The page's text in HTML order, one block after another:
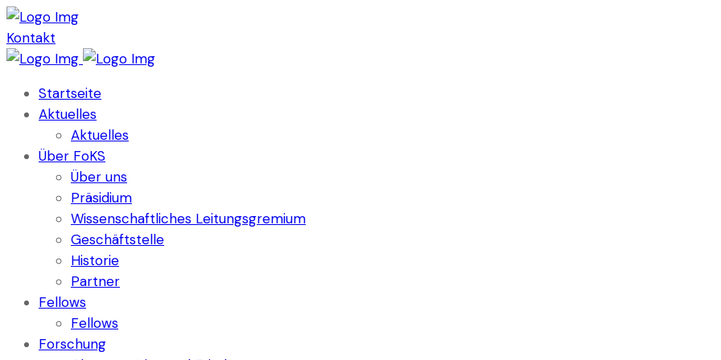
Kontakt
Startseite
Aktuelles
Aktuelles
Über FoKS
Über uns
Präsidium
Wissenschaftliches Leitungsgremium
Geschäftstelle
Historie
Partner
Fellows
Fellows
Forschung